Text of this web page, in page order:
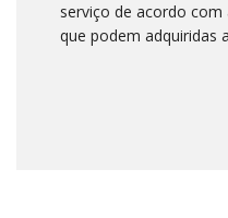
serviço de acordo com
que podem adquiridas